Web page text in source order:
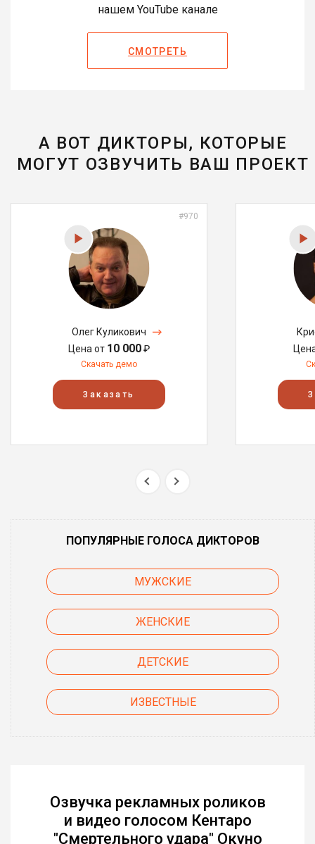
нашем YouTube канале
СМОТРЕТЬ
А ВОТ ДИКТОРЫ, КОТОРЫЕ
МОГУТ ОЗВУЧИТЬ ВАШ ПРОЕКТ
#970
Олег Куликович
Цена от 10 000₽
Скачать демо
Заказать
ПОПУЛЯРНЫЕ ГОЛОСА ДИКТОРОВ
МУЖСКИЕ
ЖЕНСКИЕ
ДЕТСКИЕ
ИЗВЕСТНЫЕ
Озвучка рекламных роликов
и видео голосом Кентаро
"Смертельного удара" Окуно